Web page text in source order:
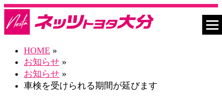
HOME »
お知らせ »
お知らせ »
車検を受けられる期間が延びます